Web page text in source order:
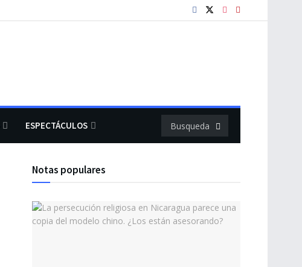
ESPECTÁCULOS
Notas populares